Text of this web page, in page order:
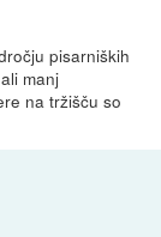
pisarniških
manj
na tržišču so